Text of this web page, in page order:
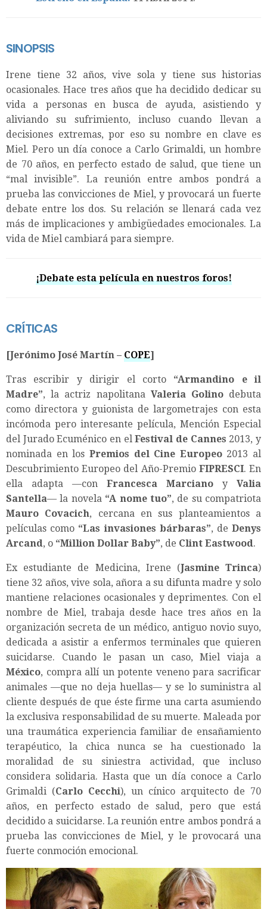
SINOPSIS
Irene tiene 32 años, vive sola y tiene sus historias
ocasionales. Hace tres años que ha decidido dedicar su
vida a personas en busca de ayuda, asistiendo y
aliviando su sufrimiento, incluso cuando llevan a
decisiones extremas, por eso su nombre en clave es
Miel. Pero un día conoce a Carlo Grimaldi, un hombre
de 70 años, en perfecto estado de salud, que tiene un
“mal invisible”. La reunión entre ambos pondrá a
prueba las convicciones de Miel, y provocará un fuerte
debate entre los dos. Su relación se llenará cada vez
más de implicaciones y ambigüedades emocionales. La
vida de Miel cambiará para siempre.
¡Debate esta película en nuestros foros!
CRÍTICAS
[Jerónimo José Martín – COPE]
Tras escribir y dirigir el corto “Armandino e il
Madre”, la actriz napolitana Valeria Golinodebuta
como directora y guionista de largometrajes con esta
incómoda pero interesante película, Mención Especial
del Jurado Ecuménico en elFestival de Cannes 2013, y
nominada en los Premios del Cine Europeo2013 al
Descubrimiento Europeo del Año-Premio FIPRESCI. En
ella adapta —con Francesca Marciano y Valia
Santella— la novela “A nome tuo”, de su compatriota
Mauro Covacich, cercana en sus planteamientos a
películas como “Las invasiones bárbaras”, deDenys
Arcand, o “Million Dollar Baby”, de Clint Eastwood.
Ex estudiante de Medicina, Irene (Jasmine Trinca)
tiene 32 años, vive sola, añora a su difunta madre y solo
mantiene relaciones ocasionales y deprimentes. Con el
nombre de Miel, trabaja desde hace tres años en la
organización secreta de un médico, antiguo novio suyo,
dedicada a asistir a enfermos terminales que quieren
suicidarse. Cuando le pasan un caso, Miel viaja a
México, compra allí un potente veneno para sacrificar
animales —que no deja huellas— y se lo suministra al
cliente después de que éste firme una carta asumiendo
la exclusiva responsabilidad de su muerte. Maleada por
una traumática experiencia familiar de ensañamiento
terapéutico, la chica nunca se ha cuestionado la
moralidad de su siniestra actividad, que incluso
considera solidaria. Hasta que un día conoce a Carlo
Grimaldi (Carlo Cecchi), un cínico arquitecto de 70
años, en perfecto estado de salud, pero que está
decidido a suicidarse. La reunión entre ambos pondrá a
prueba las convicciones de Miel, y le provocará una
fuerte conmoción emocional.